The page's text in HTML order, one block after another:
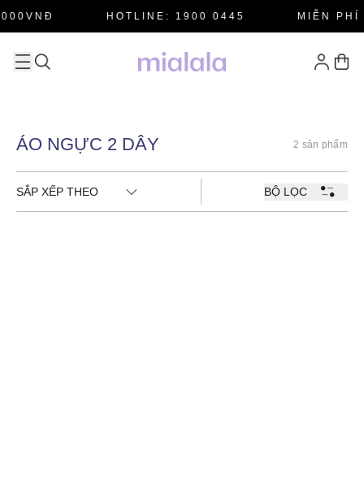
HOTLINE: 1900 0445 MIỄN PHÍ
ÁO NGỰC 2 DÂY 2 sản phẩm
SẮP XẾP THEO BỘ LỌC